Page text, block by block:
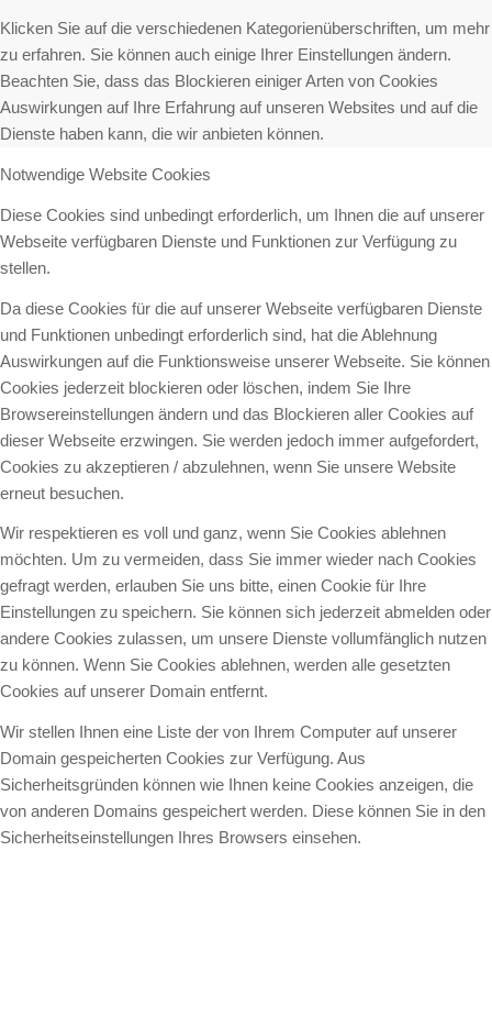
Klicken Sie auf die verschiedenen Kategorienüberschriften, um mehr
zu erfahren. Sie können auch einige Ihrer Einstellungen ändern.
Beachten Sie, dass das Blockieren einiger Arten von Cookies
Auswirkungen auf Ihre Erfahrung auf unseren Websites und auf die
Dienste haben kann, die wir anbieten können.
Notwendige Website Cookies
Diese Cookies sind unbedingt erforderlich, um Ihnen die auf unserer
Webseite verfügbaren Dienste und Funktionen zur Verfügung zu
stellen.
Da diese Cookies für die auf unserer Webseite verfügbaren Dienste
und Funktionen unbedingt erforderlich sind, hat die Ablehnung
Auswirkungen auf die Funktionsweise unserer Webseite. Sie können
Cookies jederzeit blockieren oder löschen, indem Sie Ihre
Browsereinstellungen ändern und das Blockieren aller Cookies auf
dieser Webseite erzwingen. Sie werden jedoch immer aufgefordert,
Cookies zu akzeptieren / abzulehnen, wenn Sie unsere Website
erneut besuchen.
Wir respektieren es voll und ganz, wenn Sie Cookies ablehnen
möchten. Um zu vermeiden, dass Sie immer wieder nach Cookies
gefragt werden, erlauben Sie uns bitte, einen Cookie für Ihre
Einstellungen zu speichern. Sie können sich jederzeit abmelden oder
andere Cookies zulassen, um unsere Dienste vollumfänglich nutzen
zu können. Wenn Sie Cookies ablehnen, werden alle gesetzten
Cookies auf unserer Domain entfernt.
Wir stellen Ihnen eine Liste der von Ihrem Computer auf unserer
Domain gespeicherten Cookies zur Verfügung. Aus
Sicherheitsgründen können wie Ihnen keine Cookies anzeigen, die
von anderen Domains gespeichert werden. Diese können Sie in den
Sicherheitseinstellungen Ihres Browsers einsehen.